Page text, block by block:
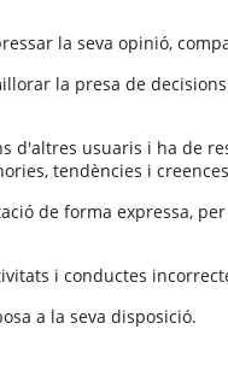
la seva opinió,
la presa de
d'altres usuaris i ha de
tendències i
de forma expressa,
i conductes
a la seva disposició.